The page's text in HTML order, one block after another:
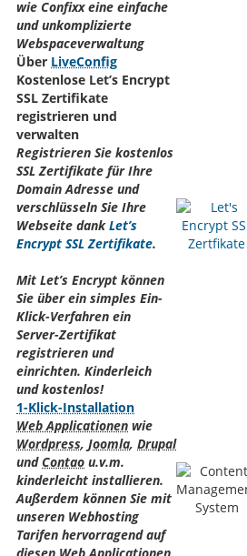
wie Confixx eine einfache
und unkomplizierte
Webspaceverwaltung
Über LiveConfig
Kostenlose Let’s Encrypt
SSL Zertifikate
registrieren und
verwalten
Registrieren Sie kostenlos
SSL Zertifikate für Ihre
Domain Adresse und
verschlüsseln Sie Ihre
Webseite dankLet’s
Encrypt SSL Zertifikate.
Mit Let’s Encrypt können
Sie über ein simples Ein-
Klick-Verfahren ein
Server-Zertifikat
registrieren und
einrichten. Kinderleich
und kostenlos!
1-Klick-Installation
Web Applicationen wie
Wordpress, Joomla, Drupal
und Contao u.v.m.
kinderleicht installieren.
Außerdem können Sie mit
unseren Webhosting
Tarifen hervorragend auf
diesen Web Applicationen